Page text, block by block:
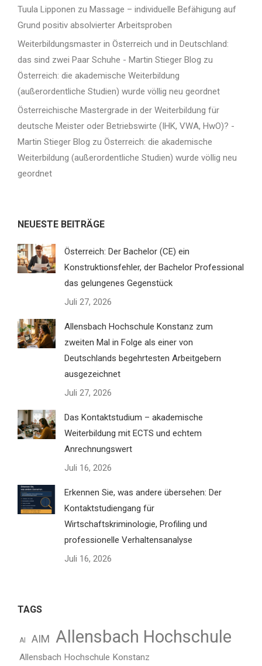
Tuula Lipponen zu Massage – individuelle Befähigung auf
Grund positiv absolvierter Arbeitsproben
Weiterbildungsmaster in Österreich und in Deutschland:
das sind zwei Paar Schuhe - Martin Stieger Blog zu
Österreich: die akademische Weiterbildung
(außerordentliche Studien) wurde völlig neu geordnet
Österreichische Mastergrade in der Weiterbildung für
deutsche Meister oder Betriebswirte (IHK, VWA, HwO)? -
Martin Stieger Blog zu Österreich: die akademische
Weiterbildung (außerordentliche Studien) wurde völlig neu
geordnet
NEUESTE BEITRÄGE
Österreich: Der Bachelor (CE) ein
Konstruktionsfehler, der Bachelor Professional
das gelungenes Gegenstück
Juli 27, 2026
Allensbach Hochschule Konstanz zum
zweiten Mal in Folge als einer von
Deutschlands begehrtesten Arbeitgebern
ausgezeichnet
Juli 27, 2026
Das Kontaktstudium – akademische
Weiterbildung mit ECTS und echtem
Anrechnungswert
Juli 16, 2026
Erkennen Sie, was andere übersehen: Der
Kontaktstudiengang für
Wirtschaftskriminologie, Profiling und
professionelle Verhaltensanalyse
Juli 16, 2026
TAGS
AI AIM Allensbach Hochschule
Allensbach Hochschule Konstanz